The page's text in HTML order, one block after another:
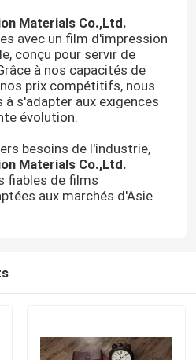
Materials Co.,Ltd.
avec un film d'impression
conçu pour servir de
à nos capacités de
prix compétitifs, nous
s'adapter aux exigences
évolution.
besoins de l'industrie,
Materials Co.,Ltd.
fiables de films
aux marchés d'Asie